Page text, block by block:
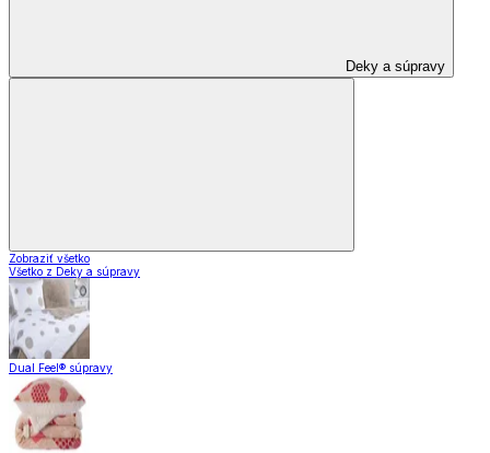
Deky a súpravy
Zobraziť všetko
Všetko z Deky a súpravy
Dual Feel® súpravy